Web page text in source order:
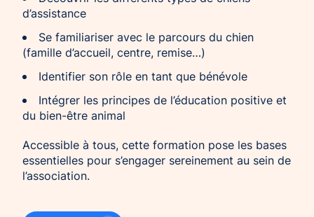
d’assistance
Se familiariser avec le parcours du chien
(famille d’accueil, centre, remise…)
Identifier son rôle en tant que bénévole
Intégrer les principes de l’éducation positive et
du bien-être animal
Accessible à tous, cette formation pose les bases
essentielles pour s’engager sereinement au sein de
l’association.